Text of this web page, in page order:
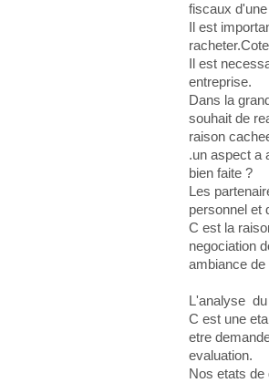
fiscaux
Il est
Il est
entreprise.
Dans la
souhait de
raison
.un aspect a
bien faite ?
Les
personnel et
C est la
negociation
ambiance
L'analyse
C est une
etre
evaluation.
Nos etats